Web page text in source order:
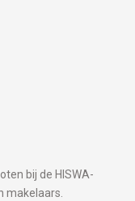
bij de HISWA-
makelaars.